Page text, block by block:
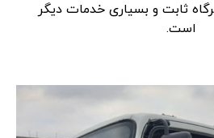
ثابت و بسیاری خدمات دیگر
است.